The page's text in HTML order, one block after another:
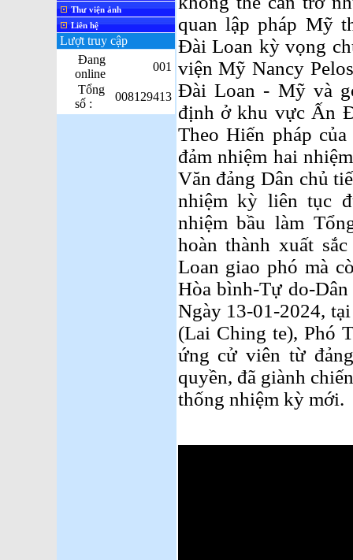
Thư viện ảnh
Liên hệ
Lượt truy cập
Đang
online
001
Tổng
số :
008129413
quan lập pháp Mỹ
Đài Loan kỳ vọng
viện Mỹ Nancy
Đài Loan - Mỹ và
định ở khu vực Ấn
Theo Hiến pháp
đảm nhiệm hai
Văn đảng Dân chủ
nhiệm kỳ liên tục
nhiệm bầu làm
hoàn thành xuất
Loan giao phó mà
Hòa bình-Tự do-
Ngày 13-01-2024,
(Lai Ching te), Phó
ứng cử viên từ
quyền, đã giành
thống nhiệm kỳ mới.